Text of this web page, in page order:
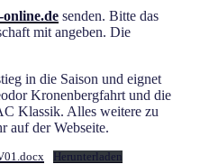
senden. Bitte das
mit angeben. Die
in die Saison und eignet
Kronenbergfahrt und die
Klassik. Alles weitere zu
auf der Webseite.
Herunterladen